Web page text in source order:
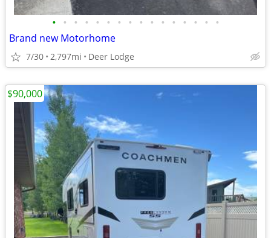
• • • • • • • • • • • • • • • •
Brand new Motorhome
7/30 2,797mi Deer Lodge
$90,000